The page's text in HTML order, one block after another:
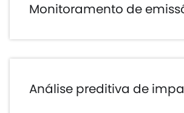
Monitoramento de
Análise preditiva de